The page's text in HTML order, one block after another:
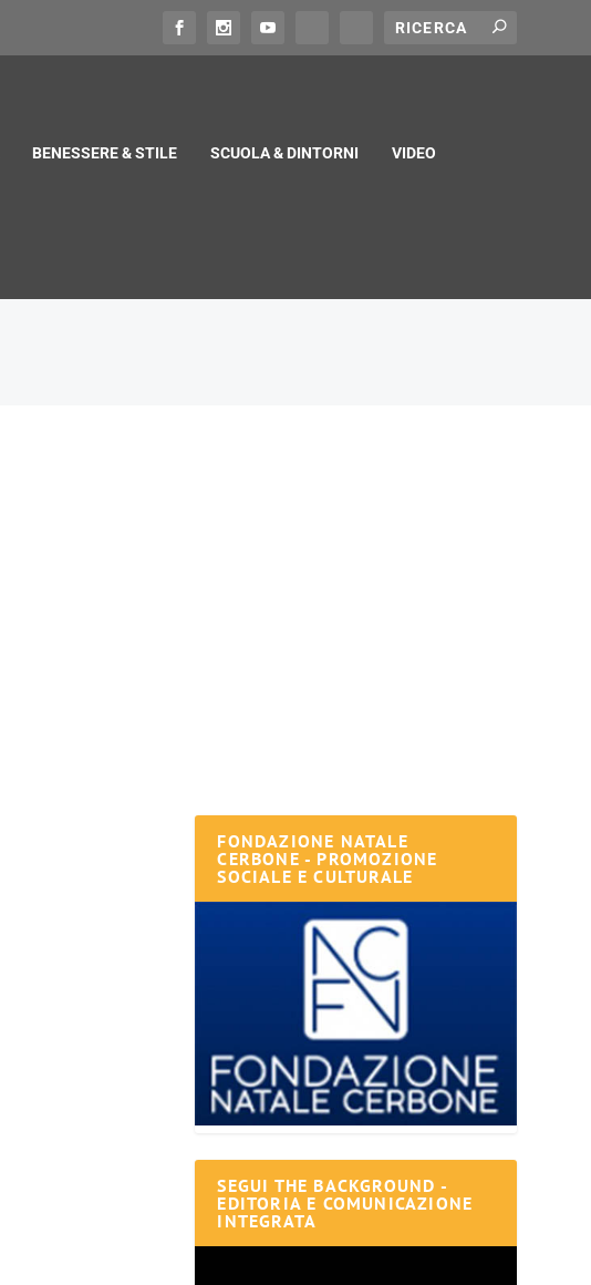
BENESSERE & STILE SCUOLA & DINTORNI VIDEO
FONDAZIONE NATALE
CERBONE - PROMOZIONE
SOCIALE E CULTURALE
SEGUI THE BACKGROUND -
EDITORIA E COMUNICAZIONE
INTEGRATA